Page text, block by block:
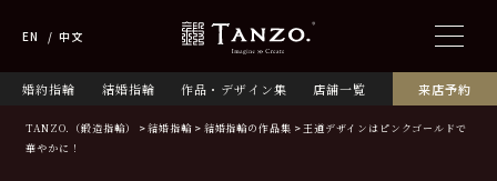
婚約指輪 結婚指輪 作品・デザイン集 店舗一覧 来店予約
EN 中文
TANZO.（鍛造指輪） 結婚指輪 結婚指輪の作品集
王道デザインはピンクゴールドで
華やかに！